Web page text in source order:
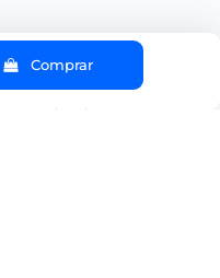
Comprar
para el producto es 4.
Aviso legal y